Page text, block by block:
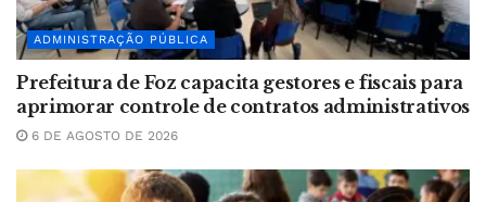
ADMINISTRAÇÃO PÚBLICA
Prefeitura de Foz capacita gestores e fiscais para
aprimorar controle de contratos administrativos
6 DE AGOSTO DE 2026